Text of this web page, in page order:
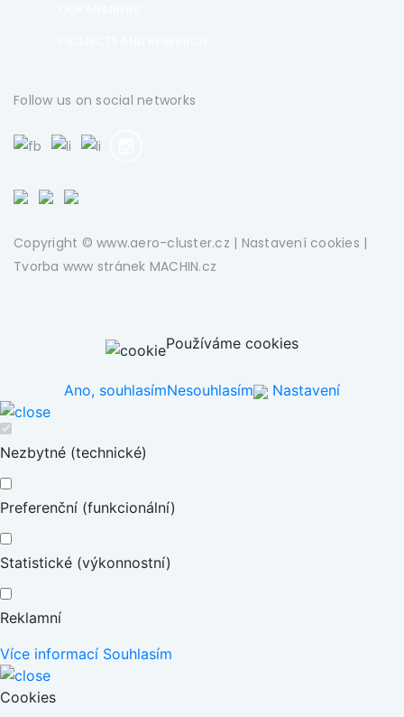
Follow us on social networks
Copyright © www.aero-cluster.cz | Nastavení cookies |
Tvorba www stránek MACHIN.cz
Používáme cookies
Ano, souhlasímNesouhlasím Nastavení
Nezbytné (technické)
Preferenční (funkcionální)
Statistické (výkonnostní)
Reklamní
Více informací Souhlasím
Cookies